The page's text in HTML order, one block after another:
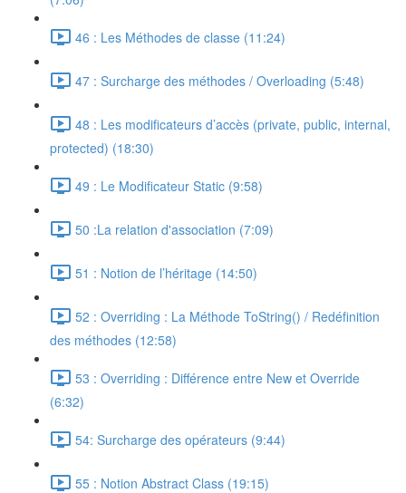
46 : Les Méthodes de classe (11:24)
47 : Surcharge des méthodes / Overloading (5:48)
48 : Les modificateurs d’accès (private, public, internal,
protected) (18:30)
49 : Le Modificateur Static (9:58)
50 :La relation d'association (7:09)
51 : Notion de l’héritage (14:50)
52 : Overriding : La Méthode ToString() / Redéfinition
des méthodes (12:58)
53 : Overriding : Différence entre New et Override
(6:32)
54: Surcharge des opérateurs (9:44)
55 : Notion Abstract Class (19:15)